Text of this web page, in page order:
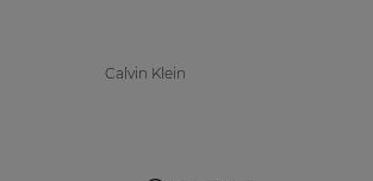
Calvin Klein